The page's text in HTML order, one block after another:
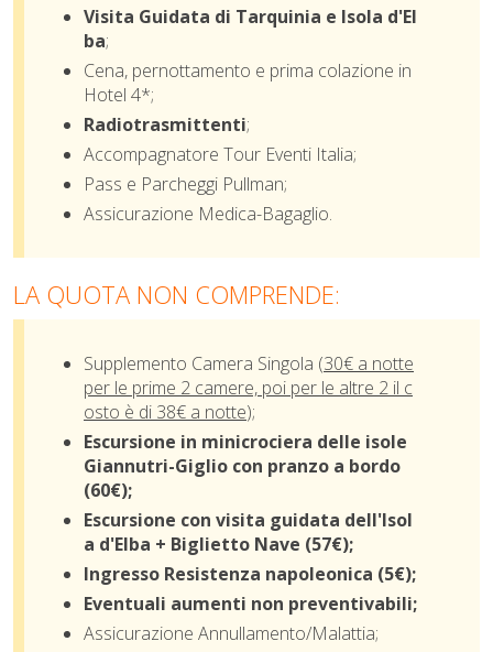
Visita Guidata di Tarquinia e Isola d'El
ba;
Cena, pernottamento e prima colazione in
Hotel 4*;
Radiotrasmittenti;
Accompagnatore Tour Eventi Italia;
Pass e Parcheggi Pullman;
Assicurazione Medica-Bagaglio.
LA QUOTA NON COMPRENDE:
Supplemento Camera Singola (30€ a notte
per le prime 2 camere, poi per le altre 2 il c
osto è di 38€ a notte);
Escursione in minicrociera delle isole
Giannutri-Giglio con pranzo a bordo
(60€);
Escursione con visita guidata dell'Isol
a d'Elba + Biglietto Nave (57€);
Ingresso Resistenza napoleonica (5€);
Eventuali aumenti non preventivabili;
Assicurazione Annullamento/Malattia;